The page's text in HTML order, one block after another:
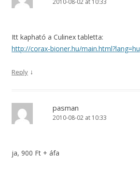
2010-08-02 at 10:33
Itt kapható a Culinex tabletta:
http://corax-bioner.hu/main.html?lang=hu
Reply ↓
pasman
2010-08-02 at 10:33
ja, 900 Ft + áfa